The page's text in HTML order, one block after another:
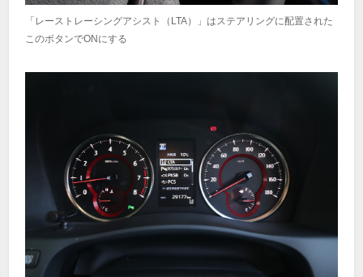
「レーストレーシングアシスト（LTA）」はステアリングに配置された
このボタンでONにする